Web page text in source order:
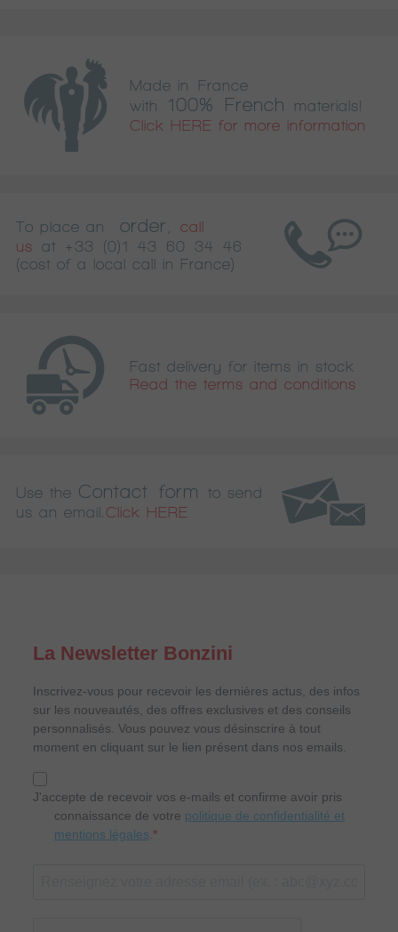
Made in France
with
100% French
materials!
Click HERE for more information
To place an order
call
us
at
+33 (0)1 43 60 34 46
(cost of a local call in France)
Fast delivery for items in stock
Read the terms and conditions
Use the Contact form
to send
us an email. Click HERE
La Newsletter Bonzini
Inscrivez-vous pour recevoir les dernières actus, des infos
sur les nouveautés, des offres exclusives et des conseils
personnalisés. Vous pouvez vous désinscrire à tout
moment en cliquant sur le lien présent dans nos emails.
J'accepte de recevoir vos e-mails et confirme avoir pris
connaissance de votre politique de confidentialité et
mentions légales